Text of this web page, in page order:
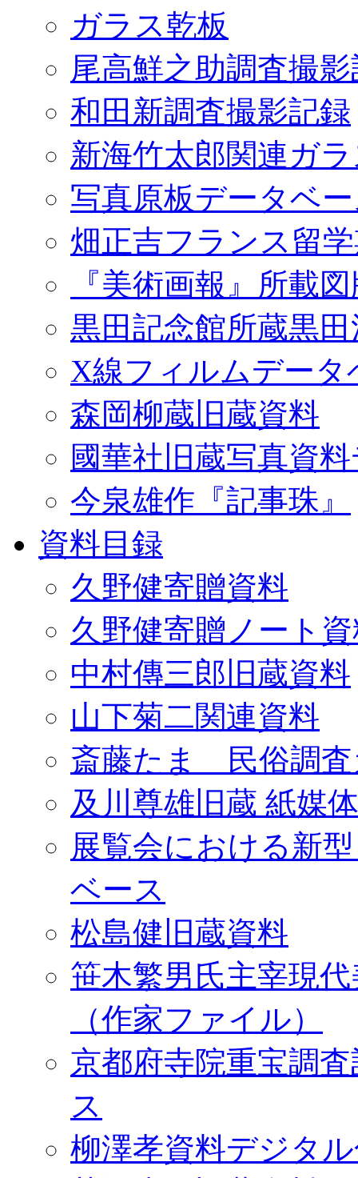
ガラス乾板
尾高鮮之助調査撮
和田新調査撮影記録
新海竹太郎関連ガ
写真原板データベ
畑正吉フランス留
『美術画報』所載
黒田記念館所蔵黒
X線フィルムデータ
森岡柳蔵旧蔵資料
國華社旧蔵写真資
今泉雄作『記事珠』
資料目録
久野健寄贈資料
久野健寄贈ノート
中村傳三郎旧蔵資料
山下菊二関連資料
斎藤たま 民俗調査
及川尊雄旧蔵 紙媒
展覧会における新
ベース
松島健旧蔵資料
笹木繁男氏主宰現
（作家ファイル）
京都府寺院重宝調
ス
柳澤孝資料デジタ